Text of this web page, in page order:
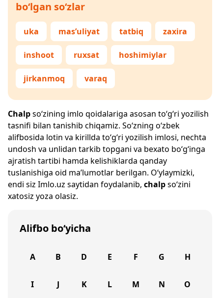
bo‘lgan so‘zlar
uka mas’uliyat tatbiq zaxira
inshoot ruxsat hoshimiylar
jirkanmoq varaq
Chalpso‘zining imlo qoidalariga asosan to‘g‘ri yozilish
tasnifi bilan tanishib chiqamiz. So‘zning o‘zbek
alifbosida lotin va kirillda to‘g‘ri yozilish imlosi, nechta
undosh va unlidan tarkib topgani va bexato bo‘g‘inga
ajratish tartibi hamda kelishiklarda qanday
tuslanishiga oid ma’lumotlar berilgan. O‘ylaymizki,
endi siz Imlo.uz saytidan foydalanib, chalpso‘zini
xatosiz yoza olasiz.
Alifbo bo‘yicha
A B D E F G H
I J K L M N O